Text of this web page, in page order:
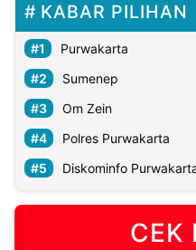
KABAR PILIHAN
Purwakarta
Sumenep
Om Zein
Polres Purwakarta
Diskominfo
CEK